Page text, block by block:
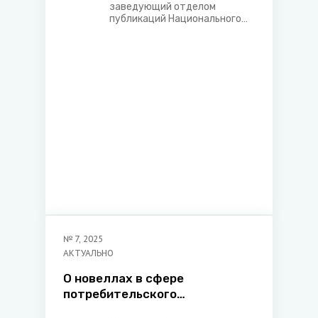
заведующий отделом
публикаций Национального
№ 7, 2025
АКТУАЛЬНО
О новеллах в сфере
потребительского